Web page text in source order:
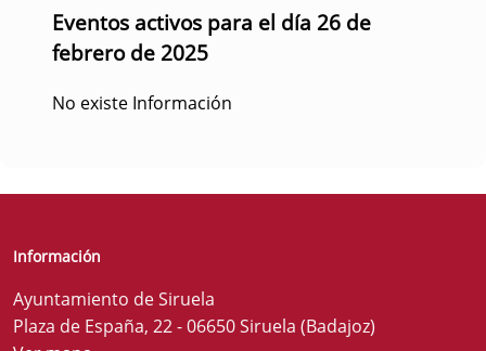
Eventos activos para el día 26 de
febrero de 2025
No existe Información
Información
Ayuntamiento de Siruela
Plaza de España, 22 - 06650 Siruela (Badajoz)